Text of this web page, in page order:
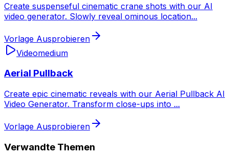
Create suspenseful cinematic crane shots with our AI
video generator. Slowly reveal ominous location...
Vorlage Ausprobieren
Videomedium
Aerial Pullback
Create epic cinematic reveals with our Aerial Pullback AI
Video Generator. Transform close-ups into ...
Vorlage Ausprobieren
Verwandte Themen